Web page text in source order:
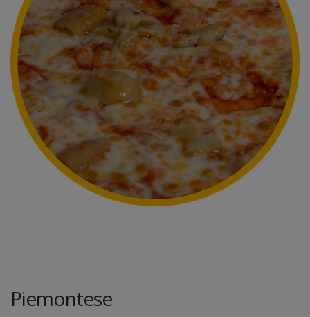
Piemontese